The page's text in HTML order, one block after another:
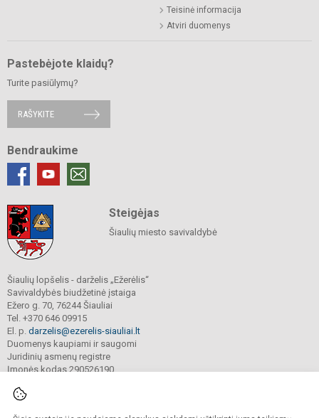
Teisinė informacija
Atviri duomenys
Pastebėjote klaidų?
Turite pasiūlymų?
RAŠYKITE
Bendraukime
Steigėjas
Šiaulių miesto savivaldybė
Šiaulių lopšelis - darželis „Ežerėlis“
Savivaldybės biudžetinė įstaiga
Ežero g. 70, 76244 Šiauliai
Tel. +370 646 09915
El. p. darzelis@ezerelis-siauliai.lt
Duomenys kaupiami ir saugomi
Juridinių asmenų registre
Įmonės kodas 290526190